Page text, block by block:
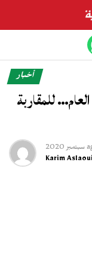
أخبار
للمقاربة
Karim Aslaoui